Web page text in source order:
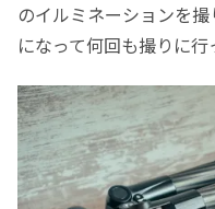
のイルミネーションを
になって何回も撮りに行